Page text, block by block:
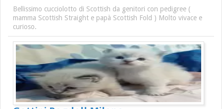
Bellissimo cucciolotto di Scottish da genitori con pedigree (
mamma Scottish Straight e papà Scottish Fold ) Molto vivace e
curioso.